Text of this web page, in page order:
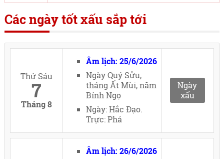
Các ngày tốt xấu sắp tới
Thứ Sáu
7
Tháng 8
Âm lịch: 25/6/2026
Ngày Quý Sửu,
tháng Ất Mùi, năm
Bính Ngọ
Ngày: Hắc Đạo.
Trực: Phá
Ngày
xấu
Âm lịch: 26/6/2026